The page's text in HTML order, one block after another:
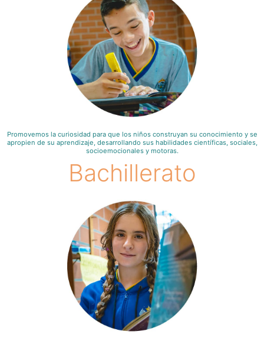
Promovemos la curiosidad para que los niños construyan su conocimiento y se
apropien de su aprendizaje, desarrollando sus habilidades científicas, sociales,
socioemocionales y motoras.
Bachillerato